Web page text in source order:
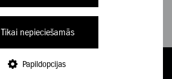
Tikai nepieciešamās
Papildopcijas
E-VEIKALS